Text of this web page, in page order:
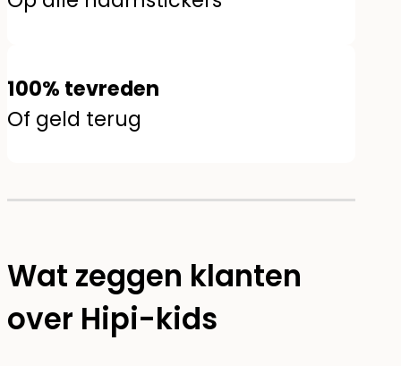
100% tevreden
Of geld terug
Wat zeggen klanten
over Hipi-kids